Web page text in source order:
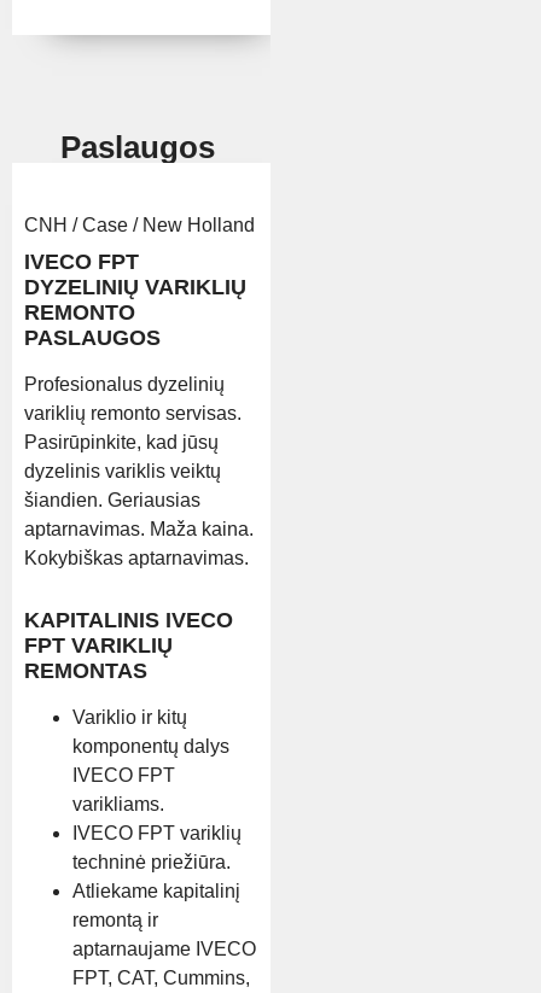
Paslaugos
CNH / Case / New Holland
IVECO FPT
DYZELINIŲ VARIKLIŲ
REMONTO
PASLAUGOS
Profesionalus dyzelinių
variklių remonto servisas.
Pasirūpinkite, kad jūsų
dyzelinis variklis veiktų
šiandien. Geriausias
aptarnavimas. Maža kaina.
Kokybiškas aptarnavimas.
KAPITALINIS IVECO
FPT VARIKLIŲ
REMONTAS
Variklio ir kitų
komponentų dalys
IVECO FPT
varikliams.
IVECO FPT variklių
techninė priežiūra.
Atliekame kapitalinį
remontą ir
aptarnaujame IVECO
FPT, CAT, Cummins,